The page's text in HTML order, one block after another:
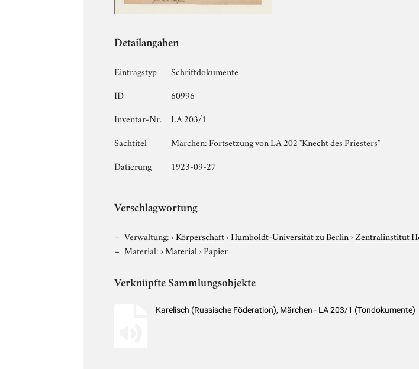
Detailangaben
Eintragstyp
Schriftdokumente
ID
60996
Inventar-Nr.
LA 203/1
Sachtitel
Märchen: Fortsetzung von LA 202 "Knecht des Priesters"
Datierung
1923-09-27
Verschlagwortung
Verwaltung:›Körperschaft›Humboldt-Universität zu Berlin›Zentralinstitut
Material:›Material›Papier
Verknüpfte Sammlungsobjekte
Karelisch (Russische Föderation), Märchen - LA 203/1 (Tondokumente)